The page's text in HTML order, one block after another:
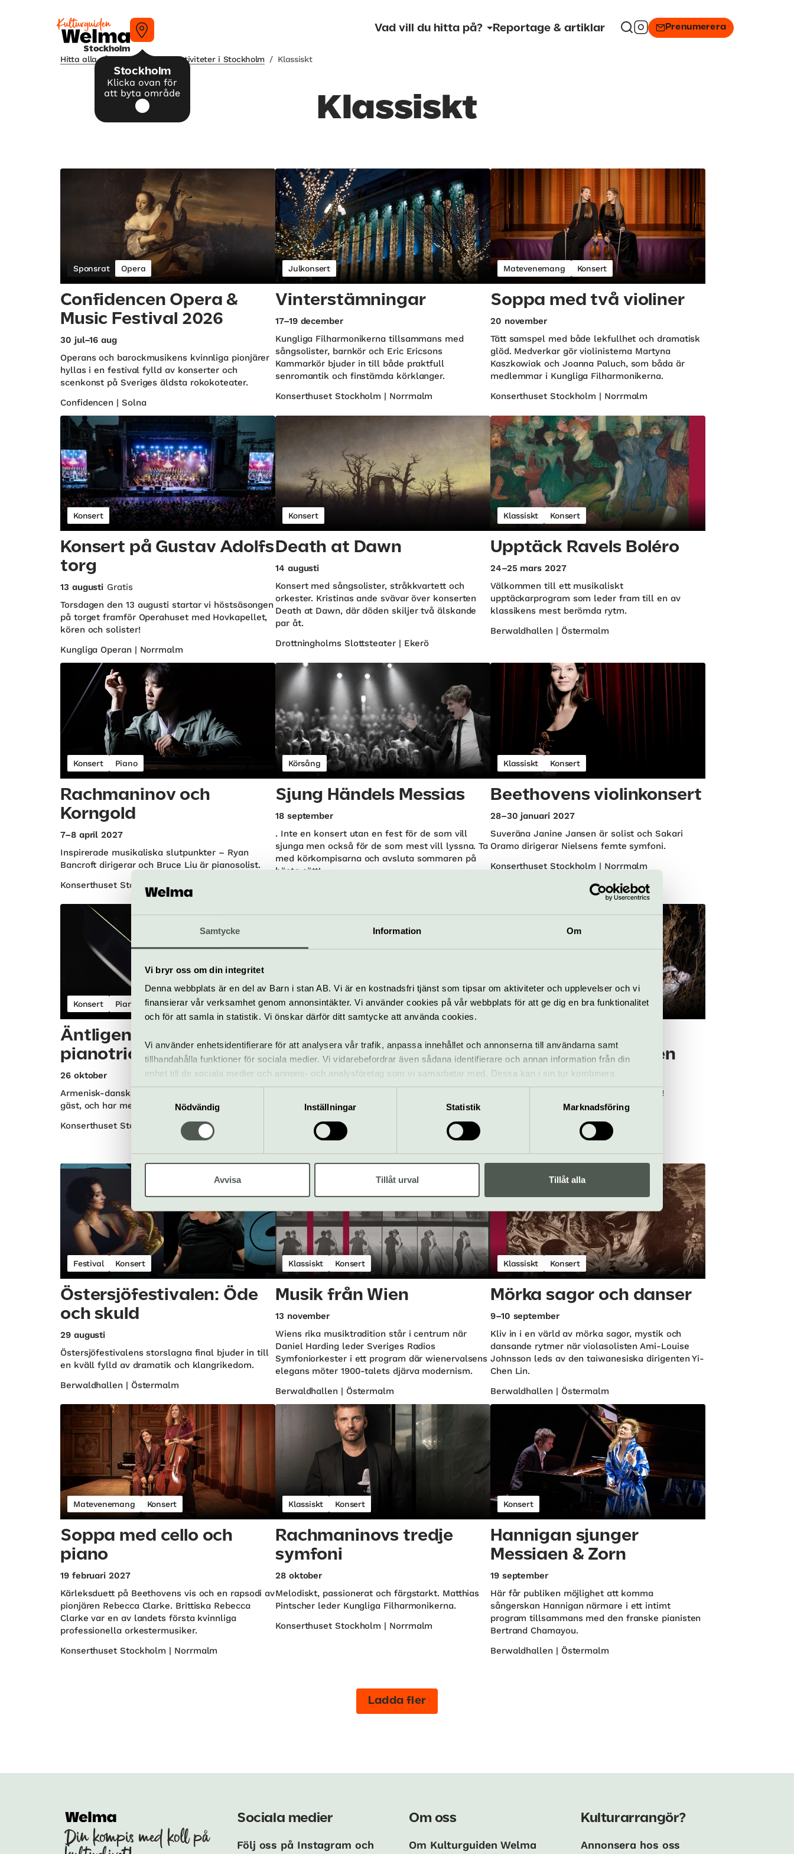
Samtycke Information Om
Vi bryr oss om din integritet
Denna webbplats är en del av Barn i stan AB. Vi är en kostnadsfri tjänst som tipsar om aktiviteter och upplevelser och vi
finansierar vår verksamhet genom annonsintäkter. Vi använder cookies på vår webbplats för att ge dig en bra funktionalitet
och för att samla in statistik. Vi önskar därför ditt samtycke att använda cookies.
Vi använder enhetsidentifierare för att analysera vår trafik, anpassa innehållet och annonserna till användarna samt
tillhandahålla funktioner för sociala medier. Vi vidarebefordrar även sådana identifierare och annan information från din
enhet till de sociala medier och annons- och analysföretag som vi samarbetar med. Dessa kan i sin tur kombinera
informationen med annan information som du har tillhandahållit eller som de har samlat in när du har använt deras tjänster.
Samtyckesval
Nödvändig
Inställningar Statistik Marknadsföring
Avvisa Tillåt urval Tillåt alla
Stockholm
Stockholm
Klicka ovan för
att byta område
Vad vill du hitta på? Reportage & artiklar Prenumerera
Hitta alla våra tips på kulturaktiviteter i Stockholm / Klassiskt
Klassiskt
Sponsrat Opera
Confidencen Opera &
Music Festival 2026
30 jul–16 aug
Operans och barockmusikens kvinnliga pionjärer
hyllas i en festival fylld av konserter och
scenkonst på Sveriges äldsta rokokoteater.
Confidencen | Solna
Julkonsert
Vinterstämningar
17–19 december
Kungliga Filharmonikerna tillsammans med
sångsolister, barnkör och Eric Ericsons
Kammarkör bjuder in till både praktfull
senromantik och finstämda körklanger.
Konserthuset Stockholm | Norrmalm
Matevenemang Konsert
Soppa med två violiner
20 november
Tätt samspel med både lekfullhet och dramatisk
glöd. Medverkar gör violinisterna Martyna
Kaszkowiak och Joanna Paluch, som båda är
medlemmar i Kungliga Filharmonikerna.
Konserthuset Stockholm | Norrmalm
Konsert
Konsert på Gustav Adolfs
torg
13 augusti Gratis
Torsdagen den 13 augusti startar vi höstsäsongen
på torget framför Operahuset med Hovkapellet,
kören och solister!
Kungliga Operan | Norrmalm
Konsert
Death at Dawn
14 augusti
Konsert med sångsolister, stråkkvartett och
orkester. Kristinas ande svävar över konserten
Death at Dawn, där döden skiljer två älskande
par åt.
Drottningholms Slottsteater | Ekerö
Klassiskt Konsert
Upptäck Ravels Boléro
24–25 mars 2027
Välkommen till ett musikaliskt
upptäckarprogram som leder fram till en av
klassikens mest berömda rytm.
Berwaldhallen | Östermalm
Konsert Piano
Rachmaninov och
Korngold
7–8 april 2027
Inspirerade musikaliska slutpunkter – Ryan
Bancroft dirigerar och Bruce Liu är pianosolist.
Konserthuset Stockholm | Norrmalm
Körsång
Sjung Händels Messias
18 september
. Inte en konsert utan en fest för de som vill
sjunga men också för de som mest vill lyssna. Ta
med körkompisarna och avsluta sommaren på
bästa sätt!
Klassiskt Konsert
Beethovens violinkonsert
28–30 januari 2027
Suveräna Janine Jansen är solist och Sakari
Oramo dirigerar Nielsens femte symfoni.
Konserthuset Stockholm | Norrmalm
Konsert Piano
Äntligen måndag med
pianotrio
26 oktober
Armenisk-danska pianisten Marianna Shirinyan är
gäst, och har med sig musikaliska rariteter.
Konserthuset Stockholm | Norrmalm
Konsert
i vivaldis orkester
10 augusti
Program stiftar vi bekantskap med de unga
Klassiskt Dans
Ghosts of Rosegarden
30–31 oktober
Storskaligt, kroppsligt, vilt och rytmiskt!
Dansens Hus | Norrmalm
Festival Konsert
Östersjöfestivalen: Öde
och skuld
29 augusti
Östersjöfestivalens storslagna final bjuder in till
en kväll fylld av dramatik och klangrikedom.
Berwaldhallen | Östermalm
Klassiskt Konsert
Musik från Wien
13 november
Wiens rika musiktradition står i centrum när
Daniel Harding leder Sveriges Radios
Symfoniorkester i ett program där wienervalsens
elegans möter 1900-talets djärva modernism.
Berwaldhallen | Östermalm
Klassiskt Konsert
Mörka sagor och danser
9–10 september
Kliv in i en värld av mörka sagor, mystik och
dansande rytmer när violasolisten Ami-Louise
Johnsson leds av den taiwanesiska dirigenten Yi-
Chen Lin.
Berwaldhallen | Östermalm
Matevenemang Konsert
Soppa med cello och
piano
19 februari 2027
Kärleksduett på Beethovens vis och en rapsodi av
pionjären Rebecca Clarke. Brittiska Rebecca
Clarke var en av landets första kvinnliga
professionella orkestermusiker.
Konserthuset Stockholm | Norrmalm
Klassiskt Konsert
Rachmaninovs tredje
symfoni
28 oktober
Melodiskt, passionerat och färgstarkt. Matthias
Pintscher leder Kungliga Filharmonikerna.
Konserthuset Stockholm | Norrmalm
Konsert
Hannigan sjunger
Messiaen & Zorn
19 september
Här får publiken möjlighet att komma
sångerskan Hannigan närmare i ett intimt
program tillsammans med den franske pianisten
Bertrand Chamayou.
Berwaldhallen | Östermalm
Ladda fler
Din kompis med koll på
Sociala medier
Följ oss på Instagram och
Om oss
Om Kulturguiden Welma
Kulturarrangör?
Annonsera hos oss